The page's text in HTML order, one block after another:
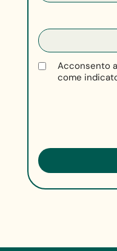
Acconsento
come